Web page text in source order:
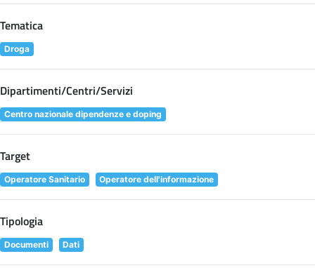
Tematica
Droga
Dipartimenti/Centri/Servizi
Centro nazionale dipendenze e doping
Target
Operatore Sanitario Operatore dell'informazione
Tipologia
Documenti Dati